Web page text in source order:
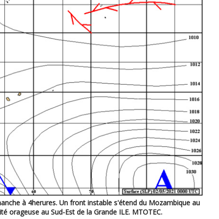
à 4herures. Un front instable s'étend du Mozambique au
orageuse au Sud-Est de la Grande ILE. MTOTEC.